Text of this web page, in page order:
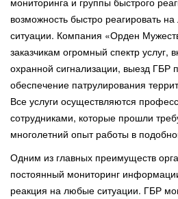
возможность быстро реагировать
ситуации. Компания «Орден
заказчикам огромный спектр услуг,
охранной сигнализации, выезд ГБР
обеспечение патрулирования
Все услуги осуществляются
сотрудниками, которые прошли
многолетний опыт работы в
Одним из главных преимуществ
постоянный мониторинг
реакция на любые ситуации. ГБР